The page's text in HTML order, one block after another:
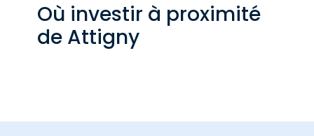
Où investir à proximité
de Attigny